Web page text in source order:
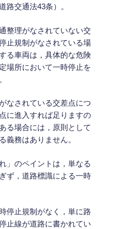
路交通法43条）。
整理がなされていない交
止規制がなされている場
る車両は，具体的な危険
場所において一時停止を
なされている交差点につ
に進入すれば足りますの
る場合には，原則として
義務はありません。
」のペイントは，単なる
ず，道路標識による一時
停止規制がなく，単に路
止線が道路に書かれてい